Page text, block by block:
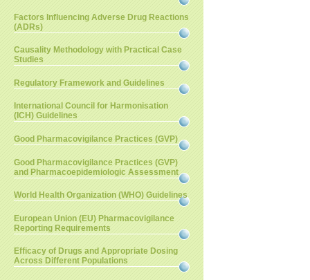
Factors Influencing Adverse Drug Reactions
(ADRs)
Causality Methodology with Practical Case
Studies
Regulatory Framework and Guidelines
International Council for Harmonisation
(ICH) Guidelines
Good Pharmacovigilance Practices (GVP)
Good Pharmacovigilance Practices (GVP)
and Pharmacoepidemiologic Assessment
World Health Organization (WHO) Guidelines
European Union (EU) Pharmacovigilance
Reporting Requirements
Efficacy of Drugs and Appropriate Dosing
Across Different Populations